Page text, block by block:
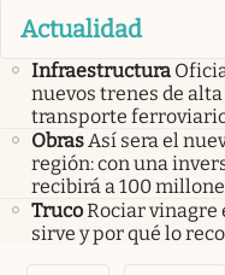
Actualidad
Infraestructura
nuevos trenes de
transporte
ObrasAsí sera el
región: con una
recibirá a 100
TrucoRociar vinagre
sirve y por qué lo